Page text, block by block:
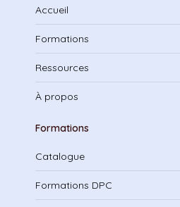
Accueil
Formations
Ressources
À propos
Formations
Catalogue
Formations DPC